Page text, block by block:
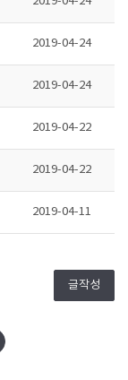
2019-04-24
2019-04-24
2019-04-22
2019-04-22
2019-04-11
글작성